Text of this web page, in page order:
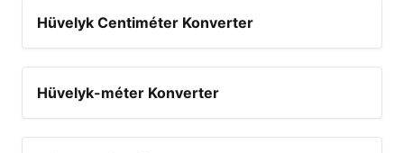
Hüvelyk Centiméter Konverter
Hüvelyk-méter Konverter